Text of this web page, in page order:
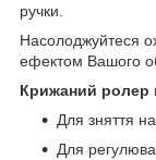
ручки.
Насолоджуйтеся
ефектом Вашого
Крижаний ролер
Для зняття
Для